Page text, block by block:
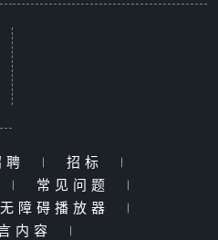
聘 | 招标
|
| 常见问题
|
无障碍播放器
|
内容
|